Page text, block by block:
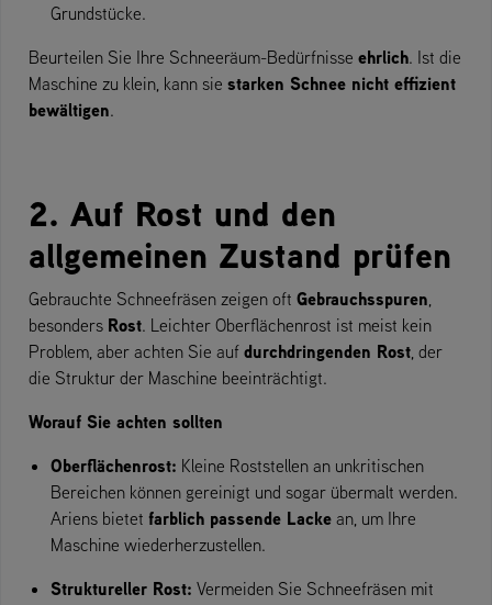
Grundstücke.
Beurteilen Sie Ihre Schneeräum-Bedürfnisse ehrlich. Ist die
Maschine zu klein, kann sie starken Schnee nicht effizient
bewältigen.
2. Auf Rost und den
allgemeinen Zustand prüfen
Gebrauchte Schneefräsen zeigen oft Gebrauchsspuren
besonders Rost. Leichter Oberflächenrost ist meist kein
Problem, aber achten Sie auf durchdringenden Rost , der
die Struktur der Maschine beeinträchtigt.
Worauf Sie achten sollten
Oberflächenrost: Kleine Roststellen an unkritischen
Bereichen können gereinigt und sogar übermalt werden.
Ariens bietet farblich passende Lacke an, um Ihre
Maschine wiederherzustellen.
Struktureller Rost: Vermeiden Sie Schneefräsen mit